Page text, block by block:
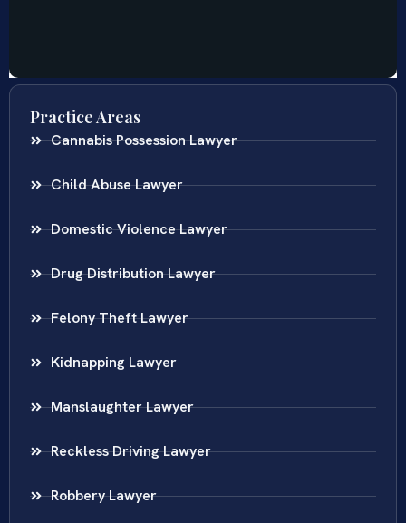
Practice Areas
Cannabis Possession Lawyer
Child Abuse Lawyer
Domestic Violence Lawyer
Drug Distribution Lawyer
Felony Theft Lawyer
Kidnapping Lawyer
Manslaughter Lawyer
Reckless Driving Lawyer
Robbery Lawyer